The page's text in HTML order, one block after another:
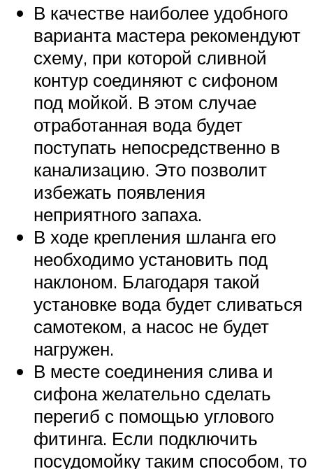
В качестве наиболее удобного
варианта мастера рекомендуют
схему, при которой сливной
контур соединяют с сифоном
под мойкой. В этом случае
отработанная вода будет
поступать непосредственно в
канализацию. Это позволит
избежать появления
неприятного запаха.
В ходе крепления шланга его
необходимо установить под
наклоном. Благодаря такой
установке вода будет сливаться
самотеком, а насос не будет
нагружен.
В месте соединения слива и
сифона желательно сделать
перегиб с помощью углового
фитинга. Если подключить
посудомойку таким способом, то